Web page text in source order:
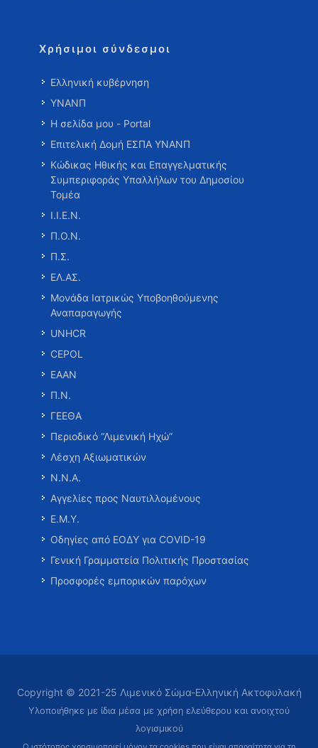
Χρήσιμοι σύνδεσμοι
Ελληνική κυβέρνηση
ΥΝΑΝΠ
Η σελίδα μου - Portal
Επιτελική Δομή ΕΣΠΑ ΥΝΑΝΠ
Κώδικας Ηθικής και Επαγγελματικής
Συμπεριφοράς Υπαλλήλων του Δημοσίου
Τομέα
Ι.Ι.Ε.Ν.
Π.Ο.Ν.
Π.Σ.
ΕΛ.ΑΣ.
Μονάδα Ιατρικώς Υποβοηθούμενης
Αναπαραγωγής
UNHCR
CEPOL
ΕΑΑΝ
Π.Ν.
ΓΕΕΘΑ
Περιοδικό “Λιμενική Ηχώ”
Λέσχη Αξιωματικών
Ν.Ν.Α.
Αγγελίες προς Ναυτιλλομένους
Ε.Μ.Υ.
Οδηγίες από ΕΟΔΥ για COVID-19
Γενική Γραμματεία Πολιτικής Προστασίας
Προσφορές εμπορικών παρόχων
Copyright © 2021-25 Λιμενικό Σώμα-Ελληνική Ακτοφυλακή
Υλοποιήθηκε με ίδια μέσα με χρήση ελεύθερου και ανοιχτού
λογισμικού